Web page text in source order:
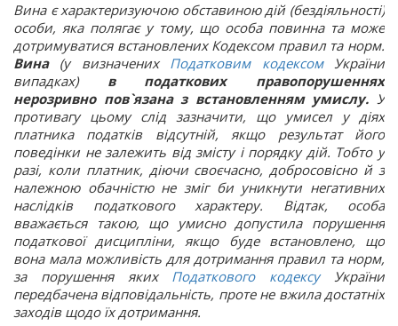
Вина є характеризуючою обставиною дій (бездіяльності)
особи, яка полягає у тому, що особа повинна та може
дотримуватися встановлених Кодексом правил та норм.
Вина(у визначених Податковим кодексомУкраїни
випадках) в податкових правопорушеннях
нерозривно пов`язана з встановленням умислу. У
противагу цьому слід зазначити, що умисел у діях
платника податків відсутній, якщо результат його
поведінки не залежить від змісту і порядку дій. Тобто у
разі, коли платник, діючи своєчасно, добросовісно й з
належною обачністю не зміг би уникнути негативних
наслідків податкового характеру. Відтак, особа
вважається такою, що умисно допустила порушення
податкової дисципліни, якщо буде встановлено, що
вона мала можливість для дотримання правил та норм,
за порушення яких Податкового кодексуУкраїни
передбачена відповідальність, проте не вжила достатніх
заходів щодо їх дотримання.